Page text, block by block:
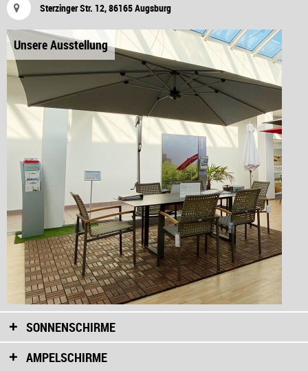
Sterzinger Str. 12, 86165 Augsburg
Unsere Ausstellung
SONNENSCHIRME
AMPELSCHIRME